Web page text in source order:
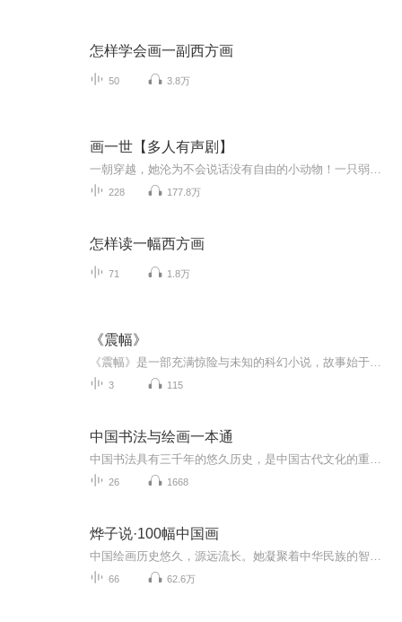
怎样学会画一副西方画
50 3.8万
画一世【多人有声剧】
228 177.8万
怎样读一幅西方画
71 1.8万
《震幅》
3 115
中国书法与绘画一本通
26 1668
烨子说·100幅中国画
66 62.6万